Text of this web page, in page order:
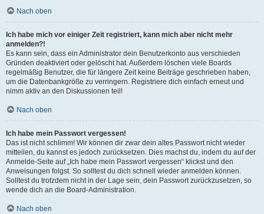
Nach oben
Ich habe mich vor einiger Zeit registriert, kann mich aber nicht mehr
anmelden?!
Es kann sein, dass ein Administrator dein Benutzerkonto aus verschieden
Gründen deaktiviert oder gelöscht hat. Außerdem löschen viele Boards
regelmäßig Benutzer, die für längere Zeit keine Beiträge geschrieben haben,
um die Datenbankgröße zu verringern. Registriere dich einfach erneut und
nimm aktiv an den Diskussionen teil!
Nach oben
Ich habe mein Passwort vergessen!
Das ist nicht schlimm! Wir können dir zwar dein altes Passwort nicht wieder
mitteilen, du kannst es jedoch zurücksetzen. Dies machst du, indem du auf der
Anmelde-Seite auf „Ich habe mein Passwort vergessen“ klickst und den
Anweisungen folgst. So solltest du dich schnell wieder anmelden können.
Solltest du trotzdem nicht in der Lage sein, dein Passwort zurückzusetzen, so
wende dich an die Board-Administration.
Nach oben